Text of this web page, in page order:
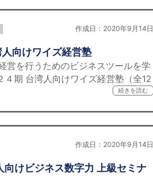
作成日：2020年9月14日
人向けワイズ経営塾
営を行うためのビジネスツールを学
期 台湾人向けワイズ経営塾（全12
続きを読む
作成日：2020年9月14日
向けビジネス数字力 上級セミナ